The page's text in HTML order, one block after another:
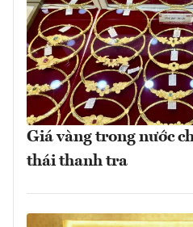
Giá vàng trong nước
thái thanh tra